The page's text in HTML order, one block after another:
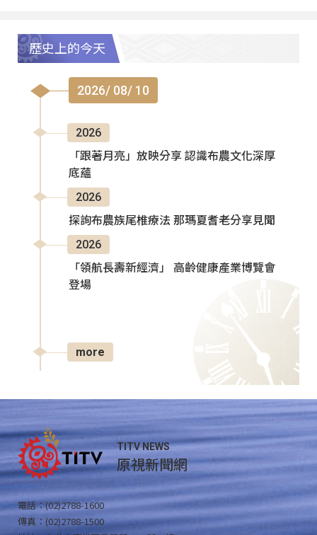
歷史上的今天
2026/ 08/ 10
2026
「跟著月亮」放映分享 認識布農文化深厚
底蘊
2026
探詢布農族尾椎療法 那瑪夏耆老分享見聞
2026
「領航長壽新經濟」 高齡健康產業博覽會
登場
more
TITV NEWS
原視新聞網
電話：(02)2788-1600
傳真：(02)2788-1500